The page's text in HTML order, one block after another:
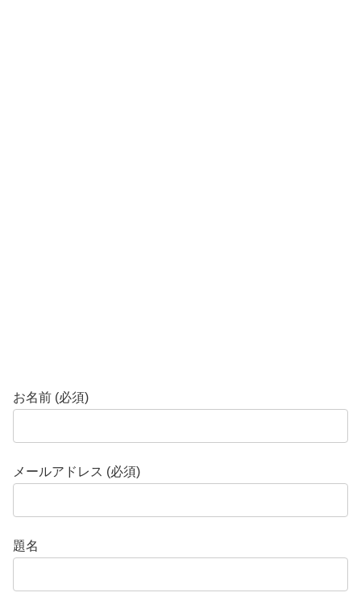
お名前 (必須)
メールアドレス (必須)
題名